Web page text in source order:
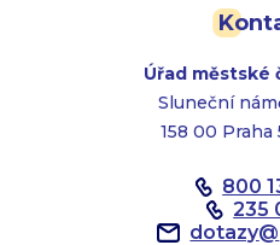
Úřad městské
Sluneční
158 00
800
235
dotazy@